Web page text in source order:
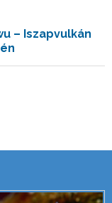
– Iszapvulkán